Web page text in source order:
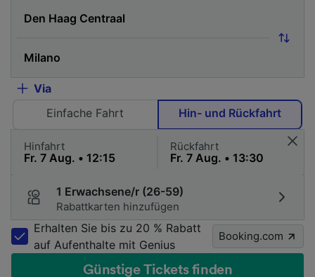
Via
Einfache Fahrt
Hin- und Rückfahrt
Hinfahrt Rückfahrt
1 Erwachsene/r (26-59)
Rabattkarten hinzufügen
Erhalten Sie bis zu 20 % Rabatt
auf Aufenthalte mit Genius
Booking.com
Günstige Tickets finden